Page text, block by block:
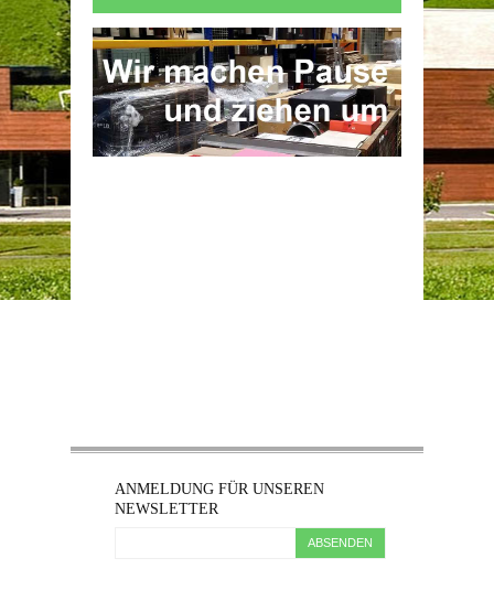
ANMELDUNG FÜR UNSEREN
NEWSLETTER
ABSENDEN